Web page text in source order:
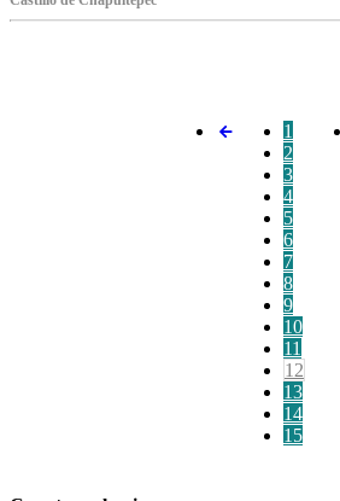
1
2
3
4
5
6
7
8
9
10
11
12
13
14
15